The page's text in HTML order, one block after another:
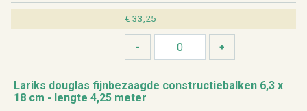
€ 33,25
La­riks dou­g­las fijn­be­zaag­de con­struc­tie­bal­ken 6,3 x
18 cm - leng­te 4,25 meter